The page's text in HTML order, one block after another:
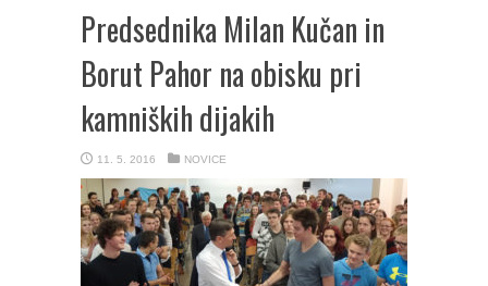
Predsednika Milan Kučan in
Borut Pahor na obisku pri
kamniških dijakih
11. 5. 2016 NOVICE